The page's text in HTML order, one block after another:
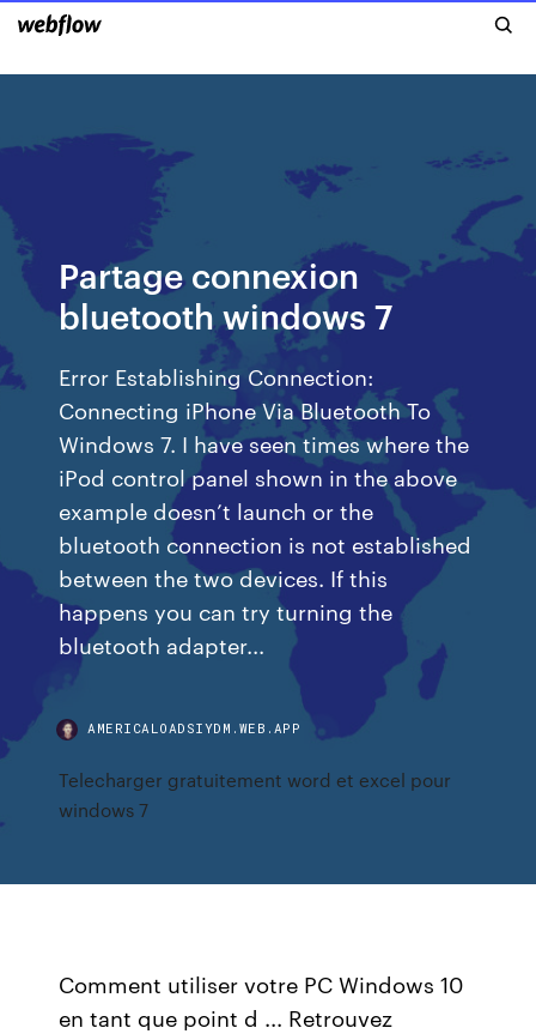
Partage connexion
bluetooth windows 7
Error Establishing Connection:
Connecting iPhone Via Bluetooth To
Windows 7. I have seen times where the
iPod control panel shown in the above
example doesn’t launch or the
bluetooth connection is not established
between the two devices. If this
happens you can try turning the
bluetooth adapter...
AMERICALOADSIYDM.WEB.APP
Telecharger gratuitement word et excel pour
windows 7
Comment utiliser votre PC Windows 10
en tant que point d ... Retrouvez